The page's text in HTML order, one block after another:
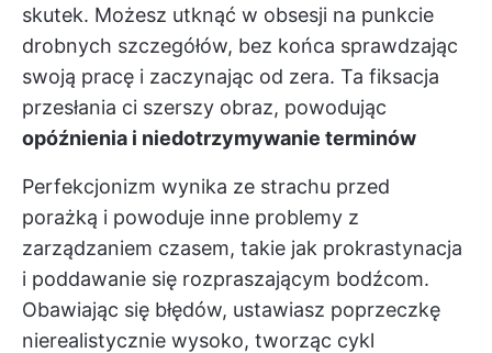
skutek. Możesz utknąć w obsesji na punkcie
drobnych szczegółów, bez końca sprawdzając
swoją pracę i zaczynając od zera. Ta fiksacja
przesłania ci szerszy obraz, powodując
opóźnienia i niedotrzymywanie terminów
Perfekcjonizm wynika ze strachu przed
porażką i powoduje inne problemy z
zarządzaniem czasem, takie jak prokrastynacja
i poddawanie się rozpraszającym bodźcom.
Obawiając się błędów, ustawiasz poprzeczkę
nierealistycznie wysoko, tworząc cykl